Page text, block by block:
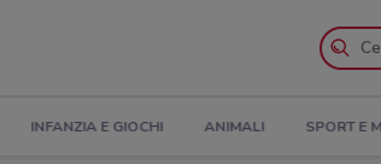
INFANZIA E GIOCHI ANIMALI SPORT E